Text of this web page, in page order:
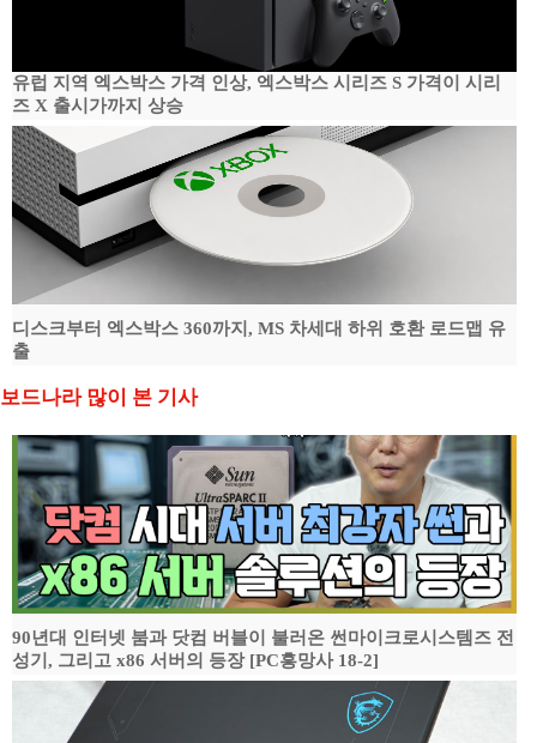
유럽 지역 엑스박스 가격 인상, 엑스박스 시리즈 S 가격이 시리
즈 X 출시가까지 상승
디스크부터 엑스박스 360까지, MS 차세대 하위 호환 로드맵 유
출
보드나라 많이 본 기사
90년대 인터넷 붐과 닷컴 버블이 불러온 썬마이크로시스템즈 전
성기, 그리고 x86 서버의 등장 [PC흥망사 18-2]